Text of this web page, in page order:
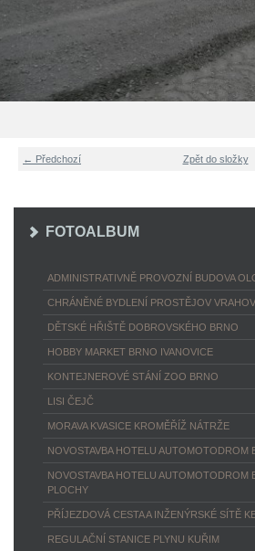
← Předchozí Zpět do složky
FOTOALBUM
ADMINISTRATIVNĚ PROVOZNÍ BUDOVA
CHRÁNĚNÉ BYDLENÍ PROSTĚJOV
DĚTSKÉ HŘIŠTĚ DOBROVSKÉHO BRNO
HOBBY MARKET BRNO IVANOVICE
KONTEJNEROVÉ STÁNÍ ZOO BRNO
LISI ČEJČ
MORAVA KVASICE KROMĚŘÍŽ NÁTRŽE
NOVOSTAVBA HOTELU AUTOMOTODROM
NOVOSTAVBA HOTELU AUTOMOTODROM
PLOCHY
PŘÍJEZDOVÁ CESTA A INŽENÝRSKÉ SÍTĚ
REGULAČNÍ STANICE PLYNU KUŘIM